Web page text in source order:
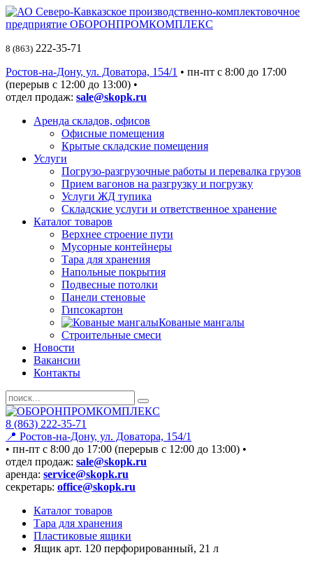
8 (863) 222-35-71
Ростов-на-Дону, ул. Доватора, 154/1 • пн-пт c 8:00 до 17:00
(перерыв с 12:00 до 13:00) •
отдел продаж: sale@skopk.ru
Аренда складов, офисов
Офисные помещения
Крытые складские помещения
Услуги
Погрузо-разгрузочные работы и перевалка грузов
Прием вагонов на разгрузку и погрузку
Услуги ЖД тупика
Складские услуги и ответственное хранение
Каталог товаров
Верхнее строение пути
Мусорные контейнеры
Тара для хранения
Напольные покрытия
Подвесные потолки
Панели стеновые
Гипсокартон
Кованые мангалы
Строительные смеси
Новости
Вакансии
Контакты
8 (863) 222-35-71
📍 Ростов-на-Дону, ул. Доватора, 154/1
• пн-пт c 8:00 до 17:00 (перерыв с 12:00 до 13:00) •
отдел продаж: sale@skopk.ru
аренда: service@skopk.ru
секретарь: office@skopk.ru
Каталог товаров
Тара для хранения
Пластиковые ящики
Ящик арт. 120 перфорированный, 21 л